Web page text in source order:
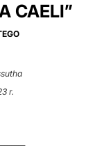
CAELI”
r.